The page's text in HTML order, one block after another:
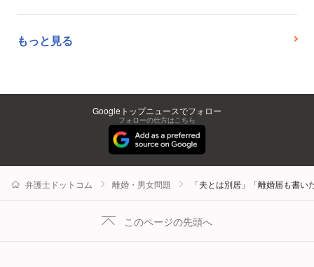
もっと見る
Googleトップニュースでフォロー
フォローの仕方はこちら
弁護士ドットコム 離婚・男女問題 「夫とは別居」「離婚届も書
このページの先頭へ